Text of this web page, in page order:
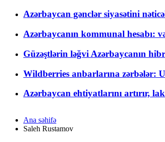
Azərbaycan gənclər siyasətini
Azərbaycanın kommunal hesabı:
Güzəştlərin ləğvi Azərbaycanın
Wildberries anbarlarına zərbələr:
Azərbaycan ehtiyatlarını artırır,
Ana səhifə
Saleh Rustamov